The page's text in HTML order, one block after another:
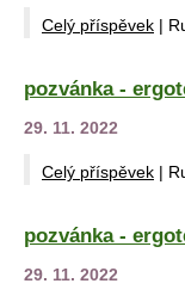
Celý příspěvek |
pozvánka -
29. 11. 2022
Celý příspěvek |
pozvánka -
29. 11. 2022